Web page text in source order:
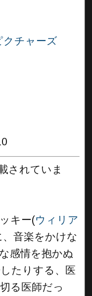
クチャーズ
されていま
キー(ウィリア
音楽をかけな
感情を抱かぬ
たりする、医
る医師だっ